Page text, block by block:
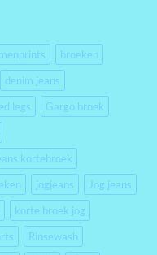
broeken
denim jeans
legs
Gargo broek
kortebroek
jogjeans
Jog jeans
korte broek jog
Rinsewash